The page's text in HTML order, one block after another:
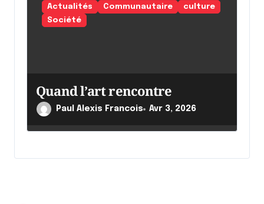
Actualités Communautaire
culture
Société
Quand l’art rencontre
Paul Alexis Francois Avr 3, 2026